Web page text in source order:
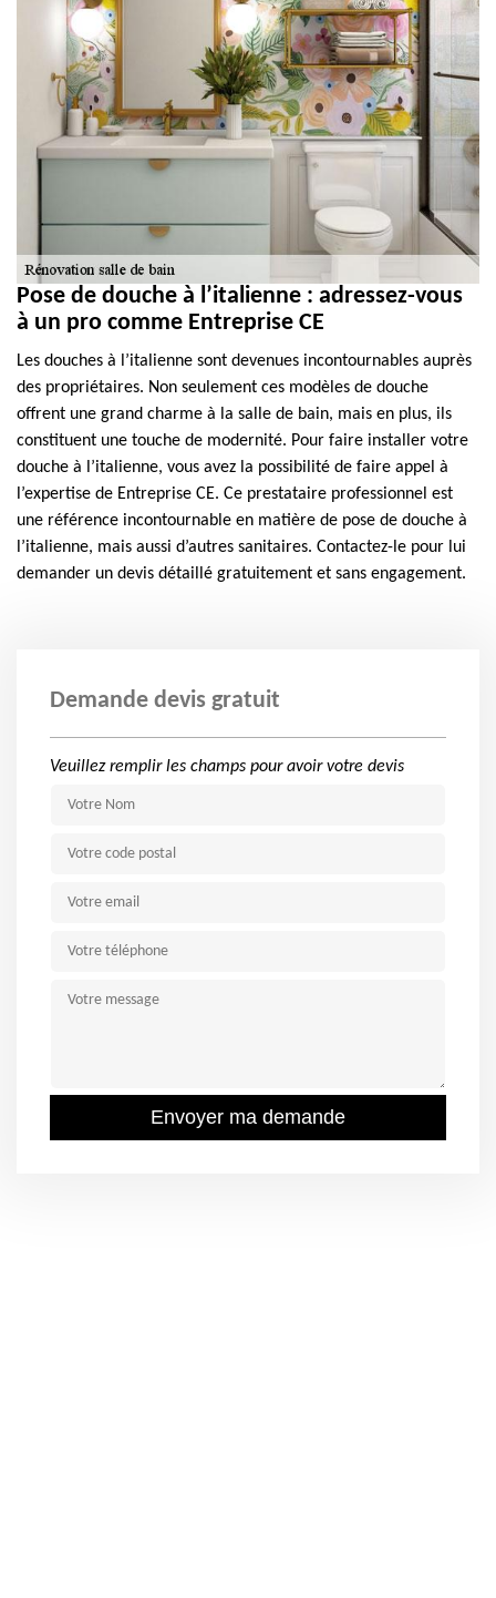
Pose de douche à l’italienne : adressez-vous
à un pro comme Entreprise CE
Les douches à l’italienne sont devenues incontournables auprès
des propriétaires. Non seulement ces modèles de douche
offrent une grand charme à la salle de bain, mais en plus, ils
constituent une touche de modernité. Pour faire installer votre
douche à l’italienne, vous avez la possibilité de faire appel à
l’expertise de Entreprise CE. Ce prestataire professionnel est
une référence incontournable en matière de pose de douche à
l’italienne, mais aussi d’autres sanitaires. Contactez-le pour lui
demander un devis détaillé gratuitement et sans engagement.
Demande devis gratuit
Veuillez remplir les champs pour avoir votre devis